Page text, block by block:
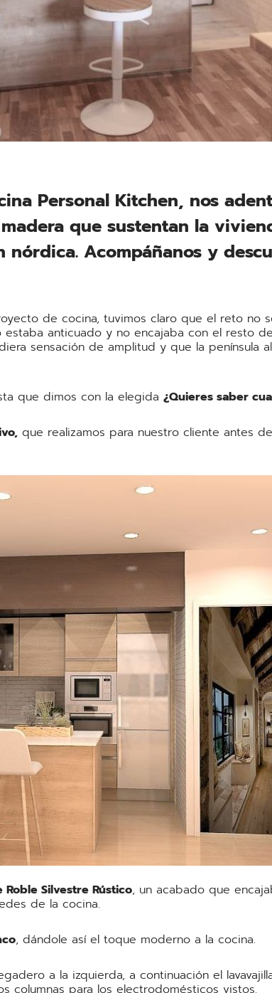
Personal Kitchen, nos
que sustentan la
Acompáñanos y
de cocina, tuvimos claro que el reto no
anticuado y no encajaba con el resto
sensación de amplitud y que la península
que dimos con la elegida ¿Quieres saber
que realizamos para nuestro cliente antes
Roble Silvestre Rústico, un acabado que
de la cocina.
, dándole así el toque moderno a la cocina.
a la izquierda, a continuación el
columnas para los electrodomésticos vistos.